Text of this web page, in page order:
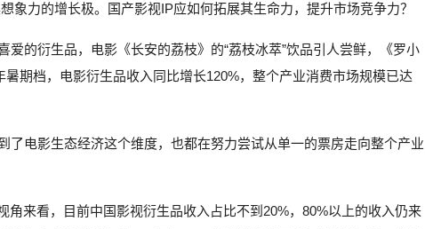
象力的增长极。国产影视IP应如何拓展其生命力，提升市场竞争力？
爱的衍生品，电影《长安的荔枝》的“荔枝冰萃”饮品引人尝鲜，《罗小
期档，电影衍生品收入同比增长120%，整个产业消费市场规模已达
了电影生态经济这个维度，也都在努力尝试从单一的票房走向整个产业
来看，目前中国影视衍生品收入占比不到20%，80%以上的收入仍来